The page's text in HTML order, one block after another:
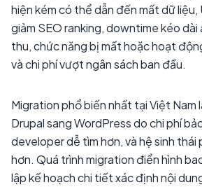
hiện kém có thể dẫn đến mất dữ liệu,
giảm SEO ranking, downtime kéo dài
thu, chức năng bị mất hoặc hoạt
và chi phí vượt ngân sách ban đầu.
Migration phổ biến nhất tại Việt Nam
Drupal sang WordPress do chi phí
developer dễ tìm hơn, và hệ sinh thái
hơn. Quá trình migration điển hình
lập kế hoạch chi tiết xác định nội